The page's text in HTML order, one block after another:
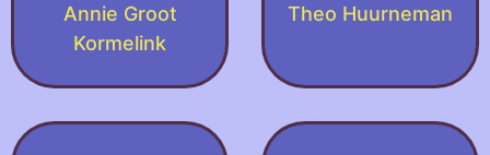
Annie Groot
Kormelink
Theo Huurneman